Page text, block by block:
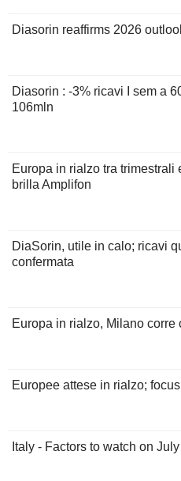
Diasorin reaffirms 2026
Diasorin : -3% ricavi I sem a
106mln
Europa in rialzo tra trimestrali
brilla Amplifon
DiaSorin, utile in calo; ricavi
confermata
Europa in rialzo, Milano corre
Europee attese in rialzo;
Italy - Factors to watch on